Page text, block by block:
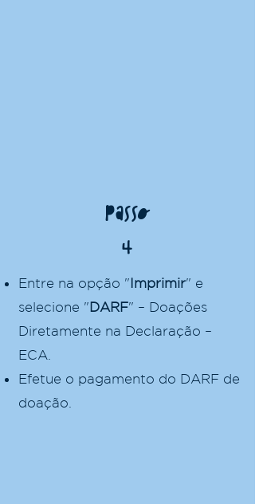
Passo
4
Entre na opção "Imprimir" e
selecione "DARF" – Doações
Diretamente na Declaração –
ECA.
Efetue o pagamento do DARF de
doação.